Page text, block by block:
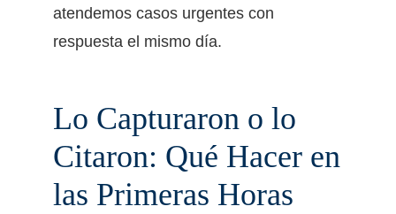
atendemos casos urgentes con
respuesta el mismo día.
Lo Capturaron o lo
Citaron: Qué Hacer en
las Primeras Horas